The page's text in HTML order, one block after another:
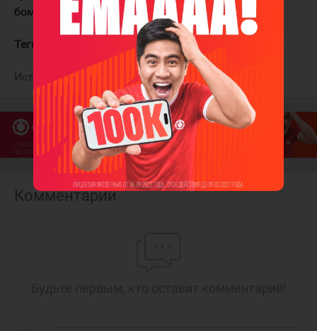
бомбардиров среди игроков обороны.
Теги: Ванкувер Кэнакс
Источник:Сайт рекордов НХЛ
Комментарии